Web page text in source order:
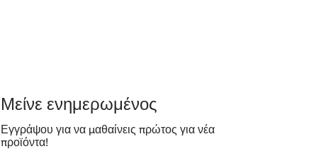
​Μείνε ενημερωμένος
Εγγράψου για να μαθαίνεις πρώτος για νέα
προϊόντα!